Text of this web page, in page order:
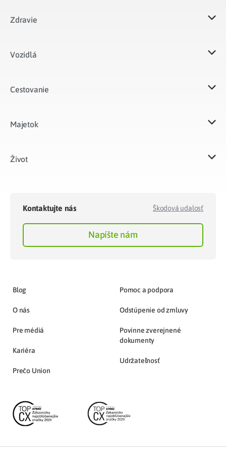
Zdravie
Vozidlá​
Cestovanie
Majetok​
Život​
Kontaktujte nás Škodová udalosť
Napíšte nám
Blog
O nás
Pre médiá
Kariéra
Prečo Union
Pomoc a podpora
Odstúpenie od zmluvy
Povinne zverejnené
dokumenty
Udržateľnosť